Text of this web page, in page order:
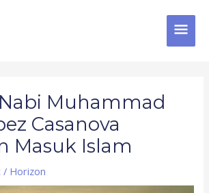
Muhammad
Casanova
Masuk Islam
/ Horizon